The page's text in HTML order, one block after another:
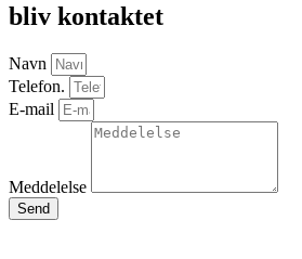
bliv kontaktet
Navn
Telefon.
E-mail
Meddelelse
Send